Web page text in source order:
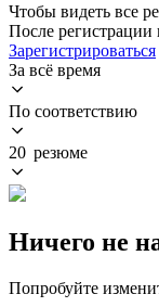
Чтобы видеть все
После
Зарегистрироваться
За всё время
По соответствию
20 резюме
Ничего не
Попробуйте